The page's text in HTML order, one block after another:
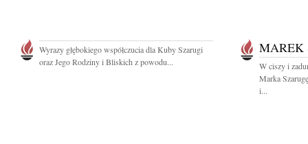
Wyrazy głębokiego współczucia dla Kuby Szarugi
oraz Jego Rodziny i Bliskich z powodu...
MAREK
W ciszy i
Marka
i...